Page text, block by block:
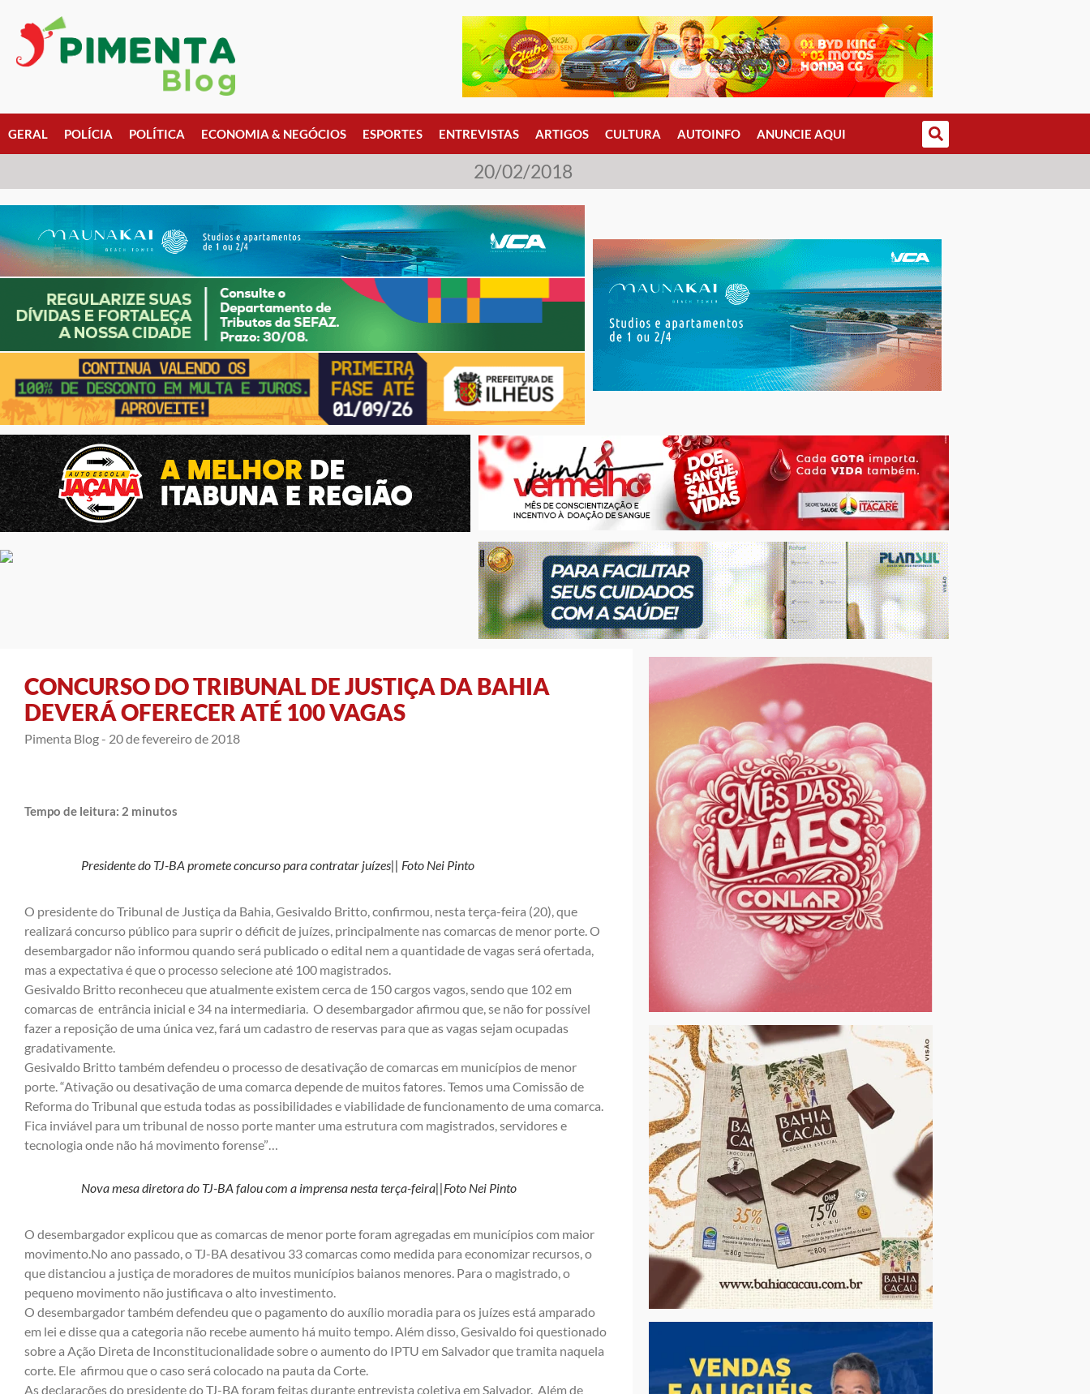
GERAL POLÍCIA POLÍTICA ECONOMIA & NEGÓCIOS ESPORTES ENTREVISTAS ARTIGOS CULTURA AUTOINFO ANUNCIE AQUI
20/02/2018
CONCURSO DO TRIBUNAL DE JUSTIÇA DA BAHIA
DEVERÁ OFERECER ATÉ 100 VAGAS
Pimenta Blog - 20 de fevereiro de 2018
Tempo de leitura: 2 minutos
Presidente do TJ-BA promete concurso para contratar juízes|| Foto Nei Pinto
O presidente do Tribunal de Justiça da Bahia, Gesivaldo Britto, confirmou, nesta terça-feira (20), que
realizará concurso público para suprir o déficit de juízes, principalmente nas comarcas de menor porte. O
desembargador não informou quando será publicado o edital nem a quantidade de vagas será ofertada,
mas a expectativa é que o processo selecione até 100 magistrados.
Gesivaldo Britto reconheceu que atualmente existem cerca de 150 cargos vagos, sendo que 102 em
comarcas de entrância inicial e 34 na intermediaria. O desembargador afirmou que, se não for possível
fazer a reposição de uma única vez, fará um cadastro de reservas para que as vagas sejam ocupadas
gradativamente.
Gesivaldo Britto também defendeu o processo de desativação de comarcas em municípios de menor
porte. “Ativação ou desativação de uma comarca depende de muitos fatores. Temos uma Comissão de
Reforma do Tribunal que estuda todas as possibilidades e viabilidade de funcionamento de uma comarca.
Fica inviável para um tribunal de nosso porte manter uma estrutura com magistrados, servidores e
tecnologia onde não há movimento forense”…
Nova mesa diretora do TJ-BA falou com a imprensa nesta terça-feira||Foto Nei Pinto
O desembargador explicou que as comarcas de menor porte foram agregadas em municípios com maior
movimento.No ano passado, o TJ-BA desativou 33 comarcas como medida para economizar recursos, o
que distanciou a justiça de moradores de muitos municípios baianos menores. Para o magistrado, o
pequeno movimento não justificava o alto investimento.
O desembargador também defendeu que o pagamento do auxílio moradia para os juízes está amparado
em lei e disse qua a categoria não recebe aumento há muito tempo. Além disso, Gesivaldo foi questionado
sobre a Ação Direta de Inconstitucionalidade sobre o aumento do IPTU em Salvador que tramita naquela
corte. Ele afirmou que o caso será colocado na pauta da Corte.
As declarações do presidente do TJ-BA foram feitas durante entrevista coletiva em Salvador. Além de